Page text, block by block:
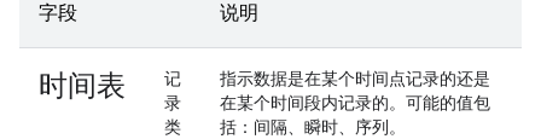
字段 说明
时间表
记
录
类
指示数据是在某个时间点记录的还是
在某个时间段内记录的。可能的值包
括： 间隔、 瞬时、 序列。